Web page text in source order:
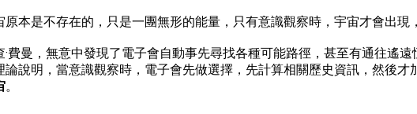
本是不存在的，只是一團無形的能量，只有意識觀察時，宇宙才會出現
費曼，無意中發現了電子會自動事先尋找各種可能路徑，甚至有通往遙
說明，當意識觀察時，電子會先做選擇，先計算相關歷史資訊，然後
。